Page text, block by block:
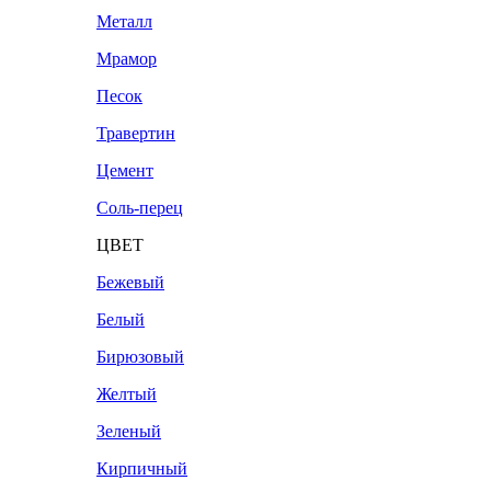
Металл
Мрамор
Песок
Травертин
Цемент
Соль-перец
ЦВЕТ
Бежевый
Белый
Бирюзовый
Желтый
Зеленый
Кирпичный